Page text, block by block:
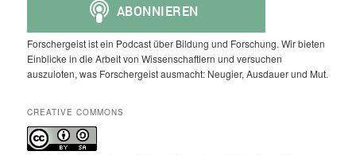
Forschergeist ist ein Podcast über Bildung und Forschung. Wir bieten
Einblicke in die Arbeit von Wissenschaftlern und versuchen
auszuloten, was Forschergeist ausmacht: Neugier, Ausdauer und Mut.
CREATIVE COMMONS